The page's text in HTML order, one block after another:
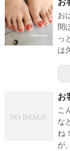
お
間
っ
は
お
こ
な
ね
が